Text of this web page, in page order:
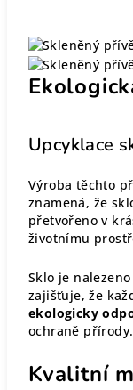
Upcyklace
Výroba těchto
znamená, že
přetvořeno v
životnímu
Sklo je
zajišťuje, že
ekologicky
ochraně přírody.
Kvalitní